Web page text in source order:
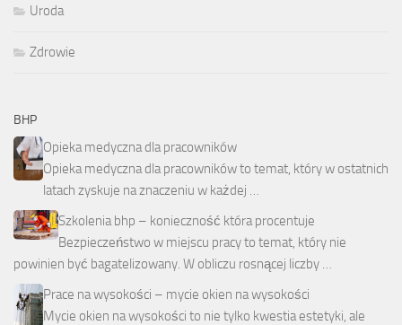
Uroda
Zdrowie
BHP
Opieka medyczna dla pracowników
Opieka medyczna dla pracowników to temat, który w ostatnich
latach zyskuje na znaczeniu w każdej …
Szkolenia bhp – konieczność która procentuje
Bezpieczeństwo w miejscu pracy to temat, który nie
powinien być bagatelizowany. W obliczu rosnącej liczby …
Prace na wysokości – mycie okien na wysokości
Mycie okien na wysokości to nie tylko kwestia estetyki, ale